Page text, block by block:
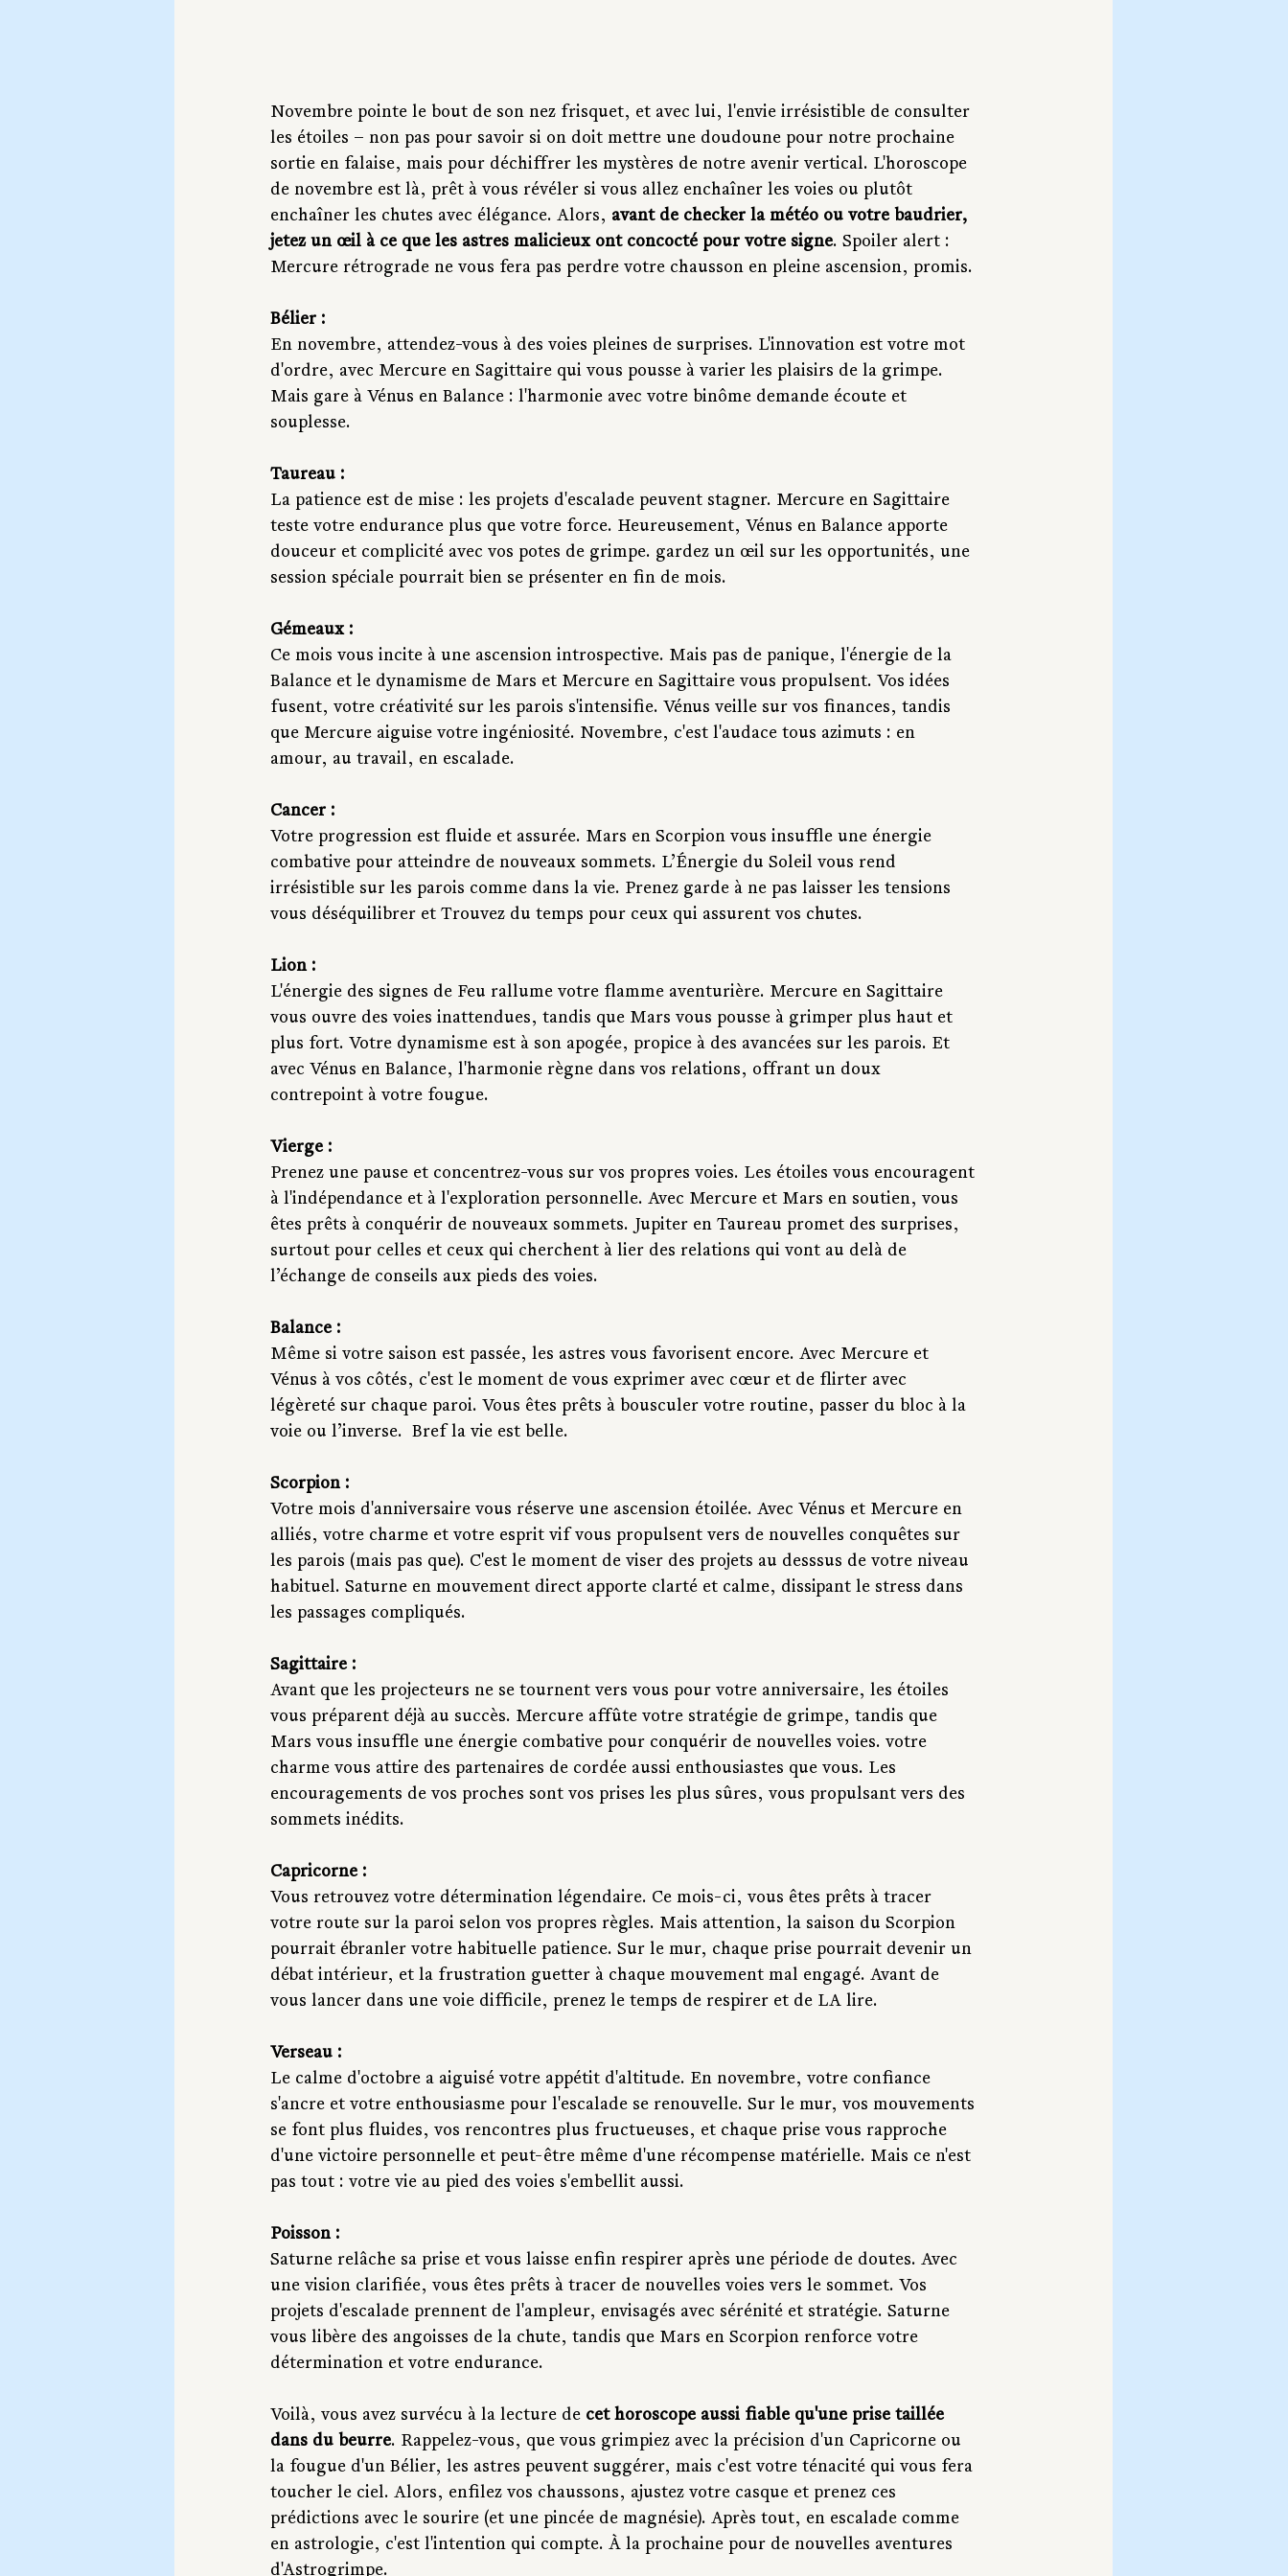
Novembre pointe le bout de son nez frisquet, et avec lui, l'envie irrésistible de consulter
les étoiles – non pas pour savoir si on doit mettre une doudoune pour notre prochaine
sortie en falaise, mais pour déchiffrer les mystères de notre avenir vertical. L'horoscope
de novembre est là, prêt à vous révéler si vous allez enchaîner les voies ou plutôt
enchaîner les chutes avec élégance. Alors, avant de checker la météo ou votre baudrier,
jetez un œil à ce que les astres malicieux ont concocté pour votre signe. Spoiler alert :
Mercure rétrograde ne vous fera pas perdre votre chausson en pleine ascension, promis.
Bélier :
En novembre, attendez-vous à des voies pleines de surprises. L'innovation est votre mot
d'ordre, avec Mercure en Sagittaire qui vous pousse à varier les plaisirs de la grimpe.
Mais gare à Vénus en Balance : l'harmonie avec votre binôme demande écoute et
souplesse.
Taureau :
La patience est de mise : les projets d'escalade peuvent stagner. Mercure en Sagittaire
teste votre endurance plus que votre force. Heureusement, Vénus en Balance apporte
douceur et complicité avec vos potes de grimpe. gardez un œil sur les opportunités, une
session spéciale pourrait bien se présenter en fin de mois.
Gémeaux :
Ce mois vous incite à une ascension introspective. Mais pas de panique, l'énergie de la
Balance et le dynamisme de Mars et Mercure en Sagittaire vous propulsent. Vos idées
fusent, votre créativité sur les parois s'intensifie. Vénus veille sur vos finances, tandis
que Mercure aiguise votre ingéniosité. Novembre, c'est l'audace tous azimuts : en
amour, au travail, en escalade.
Cancer :
Votre progression est fluide et assurée. Mars en Scorpion vous insuffle une énergie
combative pour atteindre de nouveaux sommets. L’Énergie du Soleil vous rend
irrésistible sur les parois comme dans la vie. Prenez garde à ne pas laisser les tensions
vous déséquilibrer et Trouvez du temps pour ceux qui assurent vos chutes.
Lion :
L'énergie des signes de Feu rallume votre flamme aventurière. Mercure en Sagittaire
vous ouvre des voies inattendues, tandis que Mars vous pousse à grimper plus haut et
plus fort. Votre dynamisme est à son apogée, propice à des avancées sur les parois. Et
avec Vénus en Balance, l'harmonie règne dans vos relations, offrant un doux
contrepoint à votre fougue.
Vierge :
Prenez une pause et concentrez-vous sur vos propres voies. Les étoiles vous encouragent
à l'indépendance et à l'exploration personnelle. Avec Mercure et Mars en soutien, vous
êtes prêts à conquérir de nouveaux sommets. Jupiter en Taureau promet des surprises,
surtout pour celles et ceux qui cherchent à lier des relations qui vont au delà de
l’échange de conseils aux pieds des voies.
Balance :
Même si votre saison est passée, les astres vous favorisent encore. Avec Mercure et
Vénus à vos côtés, c'est le moment de vous exprimer avec cœur et de flirter avec
légèreté sur chaque paroi. Vous êtes prêts à bousculer votre routine, passer du bloc à la
voie ou l’inverse.  Bref la vie est belle.
Scorpion :
Votre mois d'anniversaire vous réserve une ascension étoilée. Avec Vénus et Mercure en
alliés, votre charme et votre esprit vif vous propulsent vers de nouvelles conquêtes sur
les parois (mais pas que). C'est le moment de viser des projets au desssus de votre niveau
habituel. Saturne en mouvement direct apporte clarté et calme, dissipant le stress dans
les passages compliqués.
Sagittaire :
Avant que les projecteurs ne se tournent vers vous pour votre anniversaire, les étoiles
vous préparent déjà au succès. Mercure affûte votre stratégie de grimpe, tandis que
Mars vous insuffle une énergie combative pour conquérir de nouvelles voies. votre
charme vous attire des partenaires de cordée aussi enthousiastes que vous. Les
encouragements de vos proches sont vos prises les plus sûres, vous propulsant vers des
sommets inédits.
Capricorne :
Vous retrouvez votre détermination légendaire. Ce mois-ci, vous êtes prêts à tracer
votre route sur la paroi selon vos propres règles. Mais attention, la saison du Scorpion
pourrait ébranler votre habituelle patience. Sur le mur, chaque prise pourrait devenir un
débat intérieur, et la frustration guetter à chaque mouvement mal engagé. Avant de
vous lancer dans une voie difficile, prenez le temps de respirer et de LA lire.
Verseau :
Le calme d'octobre a aiguisé votre appétit d'altitude. En novembre, votre confiance
s'ancre et votre enthousiasme pour l'escalade se renouvelle. Sur le mur, vos mouvements
se font plus fluides, vos rencontres plus fructueuses, et chaque prise vous rapproche
d'une victoire personnelle et peut-être même d'une récompense matérielle. Mais ce n'est
pas tout : votre vie au pied des voies s'embellit aussi.
Poisson :
Saturne relâche sa prise et vous laisse enfin respirer après une période de doutes. Avec
une vision clarifiée, vous êtes prêts à tracer de nouvelles voies vers le sommet. Vos
projets d'escalade prennent de l'ampleur, envisagés avec sérénité et stratégie. Saturne
vous libère des angoisses de la chute, tandis que Mars en Scorpion renforce votre
détermination et votre endurance.
Voilà, vous avez survécu à la lecture de cet horoscope aussi fiable qu'une prise taillée
dans du beurre. Rappelez-vous, que vous grimpiez avec la précision d'un Capricorne ou
la fougue d'un Bélier, les astres peuvent suggérer, mais c'est votre ténacité qui vous fera
toucher le ciel. Alors, enfilez vos chaussons, ajustez votre casque et prenez ces
prédictions avec le sourire (et une pincée de magnésie). Après tout, en escalade comme
en astrologie, c'est l'intention qui compte. À la prochaine pour de nouvelles aventures
d'Astrogrimpe.